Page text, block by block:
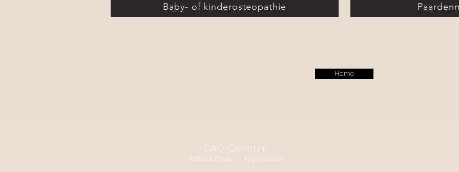
Baby- of kinderosteopathie
Home
DAO-Centrum
Patrick Claes - Anja Caers